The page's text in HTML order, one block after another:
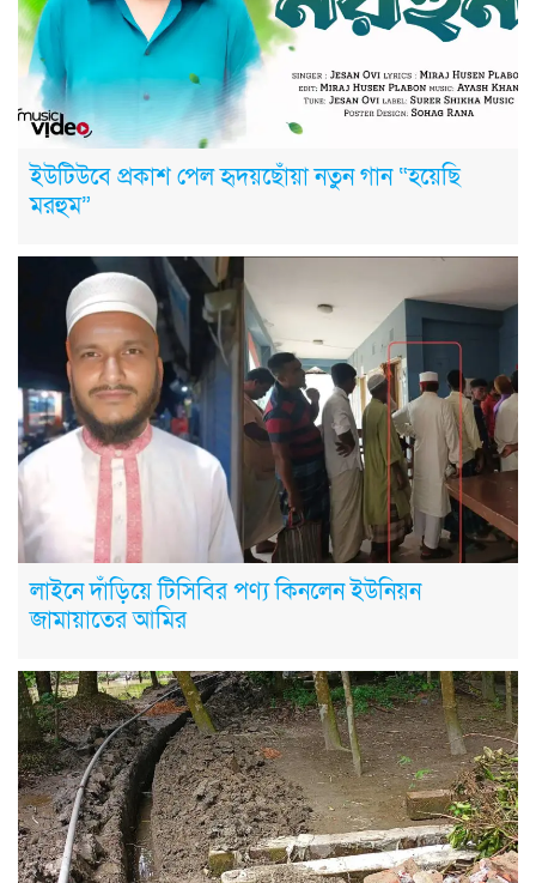
ইউটিউবে প্রকাশ পেল হৃদয়ছোঁয়া নতুন গান “হয়েছি
মরহুম”
লাইনে দাঁড়িয়ে টিসিবির পণ্য কিনলেন ইউনিয়ন
জামায়াতের আমির